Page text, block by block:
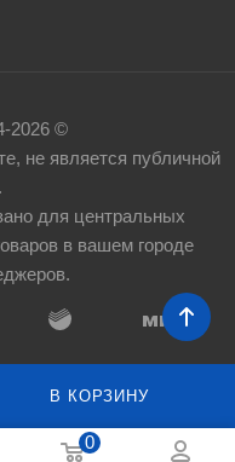
В КОРЗИНУ
2026 ©
не является публичной
для центральных
в вашем городе
0